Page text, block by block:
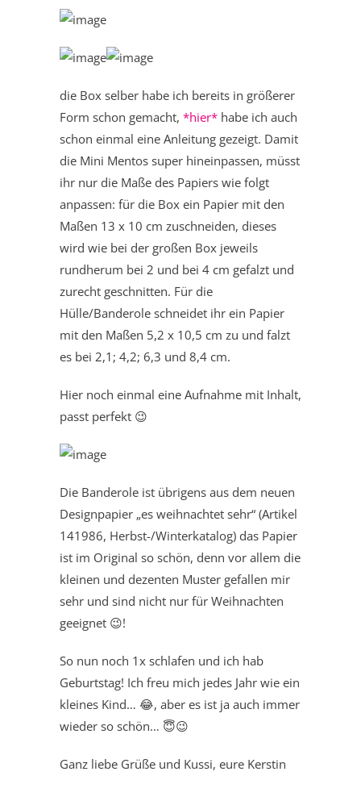
die Box selber habe ich bereits in größerer
Form schon gemacht, *hier* habe ich auch
schon einmal eine Anleitung gezeigt. Damit
die Mini Mentos super hineinpassen, müsst
ihr nur die Maße des Papiers wie folgt
anpassen: für die Box ein Papier mit den
Maßen 13 x 10 cm zuschneiden, dieses
wird wie bei der großen Box jeweils
rundherum bei 2 und bei 4 cm gefalzt und
zurecht geschnitten. Für die
Hülle/Banderole schneidet ihr ein Papier
mit den Maßen 5,2 x 10,5 cm zu und falzt
es bei 2,1; 4,2; 6,3 und 8,4 cm.
Hier noch einmal eine Aufnahme mit Inhalt,
passt perfekt 😉
Die Banderole ist übrigens aus dem neuen
Designpapier „es weihnachtet sehr“ (Artikel
141986, Herbst-/Winterkatalog) das Papier
ist im Original so schön, denn vor allem die
kleinen und dezenten Muster gefallen mir
sehr und sind nicht nur für Weihnachten
geeignet 😉!
So nun noch 1x schlafen und ich hab
Geburtstag! Ich freu mich jedes Jahr wie ein
kleines Kind… 😂, aber es ist ja auch immer
wieder so schön… 😇😉
Ganz liebe Grüße und Kussi, eure Kerstin